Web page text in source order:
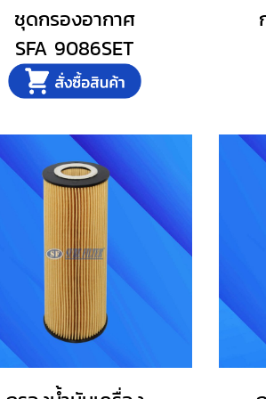
ชุดกรองอากาศ
SFA 9086SET